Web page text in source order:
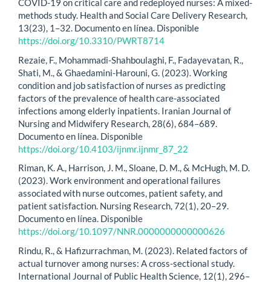
COVID-19 on critical care and redeployed nurses: A mixed-
methods study. Health and Social Care Delivery Research,
13(23), 1–32. Documento en línea. Disponible
https://doi.org/10.3310/PWRT8714
Rezaie, F., Mohammadi-Shahboulaghi, F., Fadayevatan, R.,
Shati, M., & Ghaedamini-Harouni, G. (2023). Working
condition and job satisfaction of nurses as predicting
factors of the prevalence of health care-associated
infections among elderly inpatients. Iranian Journal of
Nursing and Midwifery Research, 28(6), 684–689.
Documento en línea. Disponible
https://doi.org/10.4103/ijnmr.ijnmr_87_22
Riman, K. A., Harrison, J. M., Sloane, D. M., & McHugh, M. D.
(2023). Work environment and operational failures
associated with nurse outcomes, patient safety, and
patient satisfaction. Nursing Research, 72(1), 20–29.
Documento en línea. Disponible
https://doi.org/10.1097/NNR.0000000000000626
Rindu, R., & Hafizurrachman, M. (2023). Related factors of
actual turnover among nurses: A cross-sectional study.
International Journal of Public Health Science, 12(1), 296–